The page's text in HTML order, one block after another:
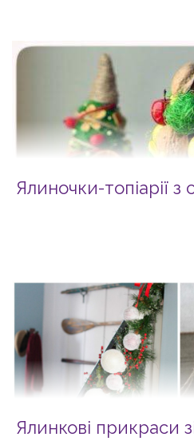
Ялиночки-топіарії з
Ялинкові прикраси